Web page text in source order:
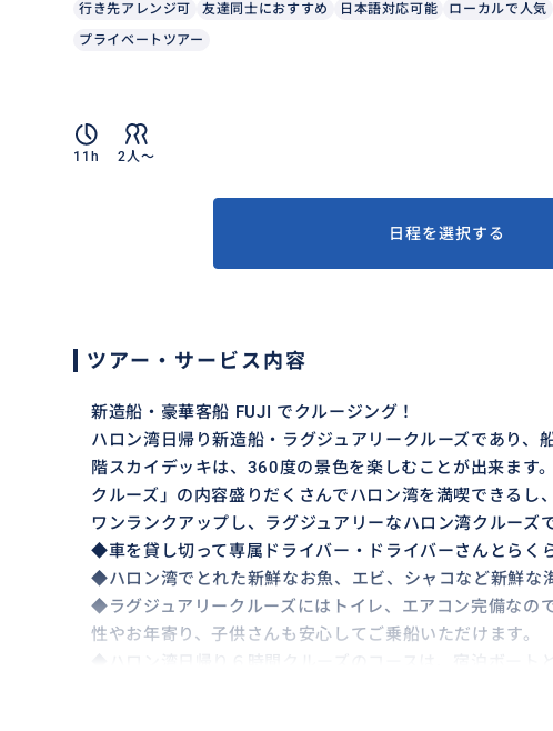
行き先アレンジ可 友達同士におすすめ 日本語対応可能 ローカルで人気
プライベートツアー
11h 2人〜
日程を選択する
ツアー・サービス内容
新造船・豪華客船 FUJI でクルージング！
ハロン湾日帰り新造船・ラグジュアリークルーズであり、
階スカイデッキは、360度の景色を楽しむことが出来ます
クルーズ」の内容盛りだくさんでハロン湾を満喫できるし
ワンランクアップし、ラグジュアリーなハロン湾クルーズで
◆車を貸し切って専属ドライバー・ドライバーさんとらくら
◆ハロン湾でとれた新鮮なお魚、エビ、シャコなど新鮮な
◆ラグジュアリークルーズにはトイレ、エアコン完備なの
性やお年寄り、子供さんも安心してご乗船いただけます。
のホテルに宿泊し、日帰りでハロン湾へ行ったとしても、